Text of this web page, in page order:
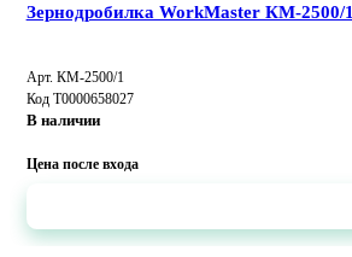
Зернодробилка WorkMaster КМ-2500/1
Арт. КМ-2500/1
Код Т0000658027
В наличии
Цена после входа